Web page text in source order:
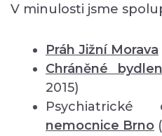
V minulosti jsme
Práh Jižní Morava
Chráněné
2015)
nemocnice Brno